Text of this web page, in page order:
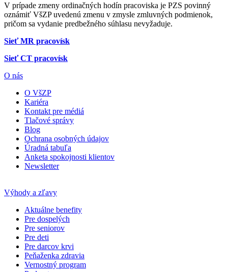
V prípade zmeny ordinačných hodín pracoviska je PZS povinný
oznámiť VšZP uvedenú zmenu v zmysle zmluvných podmienok,
pričom sa vydanie predbežného súhlasu nevyžaduje.
Sieť MR pracovísk
Sieť CT pracovísk
O nás
O VšZP
Kariéra
Kontakt pre médiá
Tlačové správy
Blog
Ochrana osobných údajov
Úradná tabuľa
Anketa spokojnosti klientov
Newsletter
Výhody a zľavy
Aktuálne benefity
Pre dospelých
Pre seniorov
Pre deti
Pre darcov krvi
Peňaženka zdravia
Vernostný program